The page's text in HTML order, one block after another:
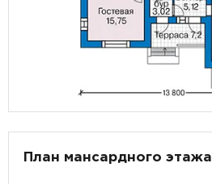
План мансардного этажа